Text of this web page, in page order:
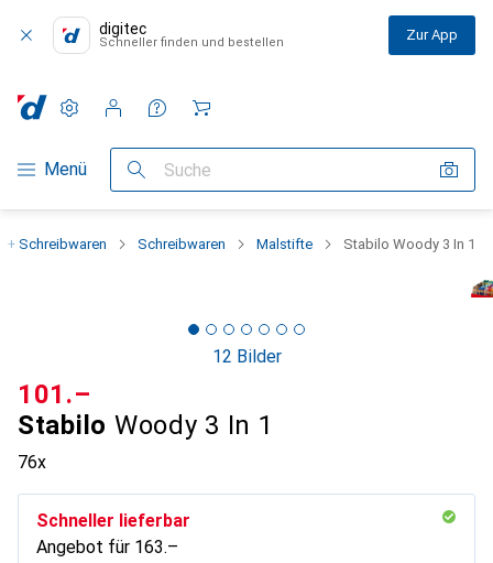
digitec
Schneller finden und bestellen Zur App
Navigation nach Kategorien
Menü Suche
Einstellungen
Kundenkonto
Vergleichslisten
Merklisten
Warenkorb
+ Schreibwaren Schreibwaren Malstifte Stabilo Woody 3 In 1
12 Bilder
Stabilo Woody 3 In 1
76x
CHF
101.–
Schneller lieferbar
Angebot für CHF
163.–